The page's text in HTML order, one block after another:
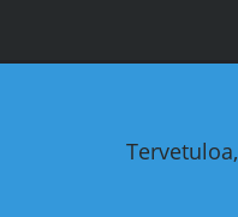
Tervetuloa,